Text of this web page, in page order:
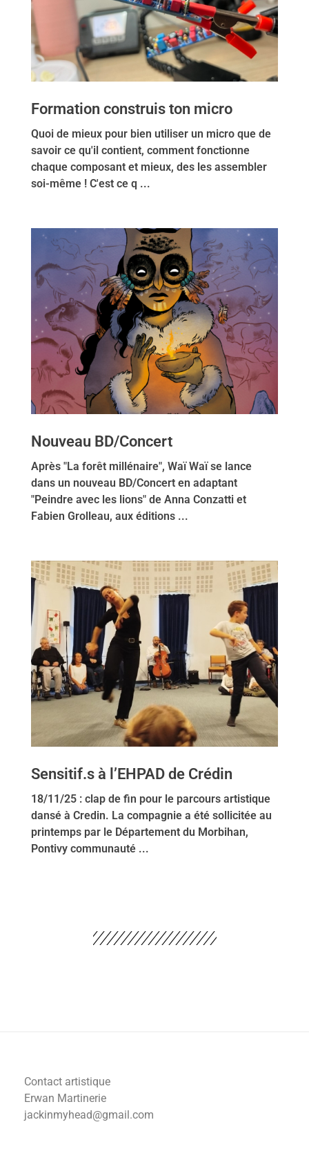
Formation construis ton micro
Quoi de mieux pour bien utiliser un micro que de
savoir ce qu'il contient, comment fonctionne
chaque composant et mieux, des les assembler
soi-même ! C'est ce q ...
Nouveau BD/Concert
Après "La forêt millénaire", Waï Waï se lance
dans un nouveau BD/Concert en adaptant
"Peindre avec les lions" de Anna Conzatti et
Fabien Grolleau, aux éditions ...
Sensitif.s à l’EHPAD de Crédin
18/11/25 : clap de fin pour le parcours artistique
dansé à Credin. La compagnie a été sollicitée au
printemps par le Département du Morbihan,
Pontivy communauté ...
Contact artistique
Erwan Martinerie
jackinmyhead@gmail.com